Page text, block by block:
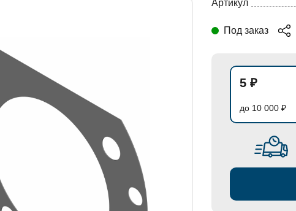
Артикул
Под заказ
5 ₽
до 10 000 ₽